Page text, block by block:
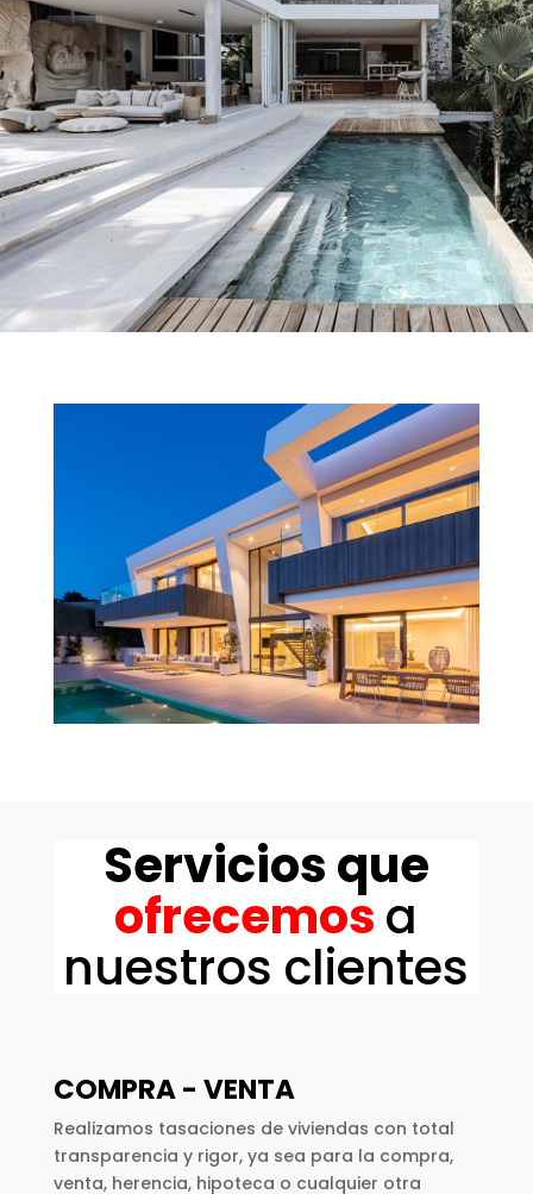
Servicios que
ofrecemosa
nuestros clientes
COMPRA - VENTA
Realizamos tasaciones de viviendas con total
transparencia y rigor, ya sea para la compra,
venta, herencia, hipoteca o cualquier otra